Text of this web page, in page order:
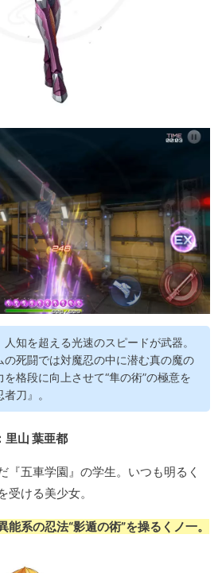
知を超える光速のスピードが武器。
の死闘では対魔忍の中に潜む真の魔の
格段に向上させて“隼の術”の極意を
刀』。
山 葉亜都
『五車学園』の学生。いつも明るく
ける美少女。
系の忍法“影遁の術”を操るくノ一。